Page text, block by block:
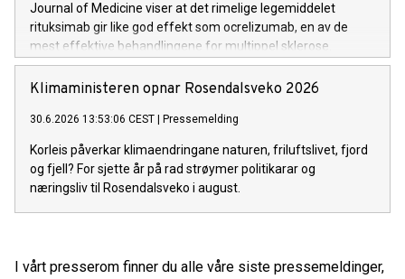
Journal of Medicine viser at det rimelige legemiddelet
rituksimab gir like god effekt som ocrelizumab, en av de
mest effektive behandlingene for multippel sklerose.
Samtidig sparer bruk av rituksimab det norske helsevesenet
rundt 500 millioner kroner hvert år.
Klimaministeren opnar Rosendalsveko 2026
30.6.2026 13:53:06 CEST Pressemelding
Korleis påverkar klimaendringane naturen, friluftslivet, fjord
og fjell? For sjette år på rad strøymer politikarar og
næringsliv til Rosendalsveko i august.
I vårt presserom finner du alle våre siste pressemeldinger,